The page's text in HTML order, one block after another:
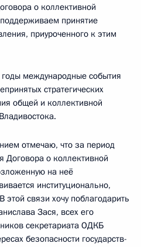
о коллективной
принятие
приуроченного к этим
международные события
стратегических
общей и коллективной
отмечаю, что за период
Договора о коллективной
на неё
институционально,
этой связи хочу поблагодарить
Зася, всех его
секретариата ОДКБ
безопасности государств-